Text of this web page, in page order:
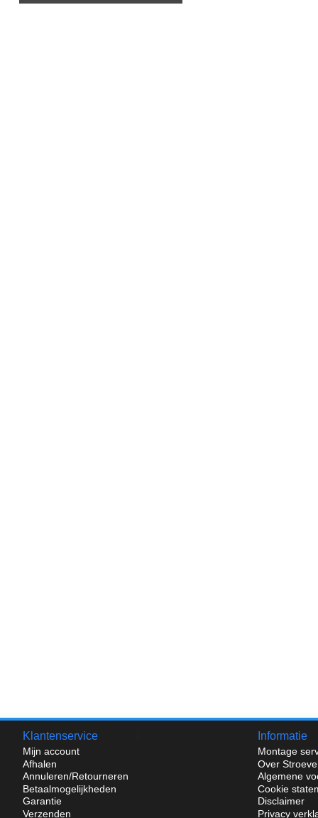
Klantenservice
Mijn account
Afhalen
Annuleren/Retourneren
Betaalmogelijkheden
Garantie
Verzenden
Informatie
Montage
Over
Algemene
Cookie
Disclaimer
Privacy